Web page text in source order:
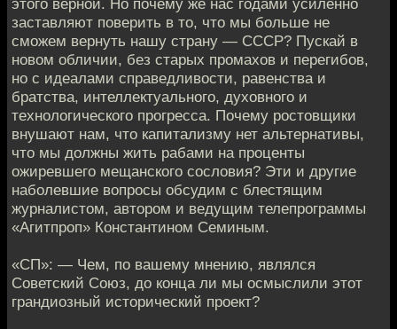
этого верной. Но почему же нас годами усиленно
заставляют поверить в то, что мы больше не
сможем вернуть нашу страну — СССР? Пускай в
новом обличии, без старых промахов и перегибов,
но с идеалами справедливости, равенства и
братства, интеллектуального, духовного и
технологического прогресса. Почему ростовщики
внушают нам, что капитализму нет альтернативы,
что мы должны жить рабами на проценты
ожиревшего мещанского сословия? Эти и другие
наболевшие вопросы обсудим с блестящим
журналистом, автором и ведущим телепрограммы
«Агитпроп» Константином Семиным.
«СП»: — Чем, по вашему мнению, являлся
Советский Союз, до конца ли мы осмыслили этот
грандиозный исторический проект?